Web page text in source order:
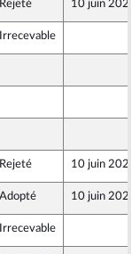
Rejeté 10 juin 2026
Irrecevable
Rejeté 10 juin 2026
Adopté 10 juin 2026
Irrecevable